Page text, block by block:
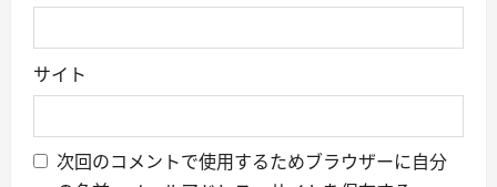
サイト
次回のコメントで使用するためブラウザーに自分